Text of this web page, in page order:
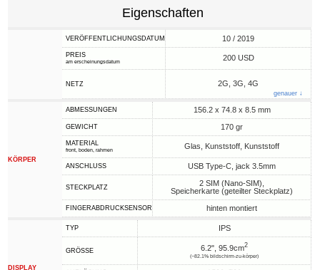
Eigenschaften
VERÖFFENTLICHUNGSDATUM 10 / 2019
PREIS
am erscheinungsdatum 200 USD
NETZ 2G, 3G, 4G
genauer ↓
KÖRPER
ABMESSUNGEN 156.2 x 74.8 x 8.5 mm
GEWICHT 170 gr
MATERIAL
front, boden, rahmen Glas, Kunststoff, Kunststoff
ANSCHLUSS USB Type-C, jack 3.5mm
STECKPLATZ
2 SIM (Nano-SIM),
Speicherkarte (geteilter Steckplatz)
FINGERABDRUCKSENSOR hinten montiert
DISPLAY
TYP IPS
GRÖSSE 6.2", 95.9cm2
(~82.1% bildschirm-zu-körper)